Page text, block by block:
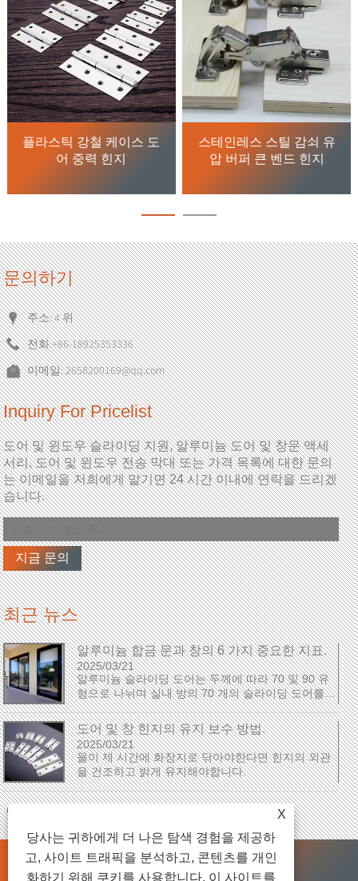
플라스틱 강철 케이스 도
어 중력 힌지
스테인레스 스틸 감쇠 유
압 버퍼 큰 벤드 힌지
문의하기
주소: 4 위
전화:+86-18925353336
이메일:2658200169@qq.com
Inquiry For Pricelist
도어 및 윈도우 슬라이딩 지원, 알루미늄 도어 및 창문 액세
서리, 도어 및 윈도우 전송 막대 또는 가격 목록에 대한 문의
는 이메일을 저희에게 맡기면 24 시간 이내에 연락을 드리겠
습니다.
최근 뉴스
알루미늄 합금 문과 창의 6 가지 중요한 지표.
2025/03/21
알루미늄 슬라이딩 도어는 두께에 따라 70 및 90 유
형으로 나뉘며 실내 방의 70 개의 슬라이딩 도어를
사용할 수 있습니다. 여기 숫자는 숫자를 나타냅니다
...
도어 및 창 힌지의 유지 보수 방법.
2025/03/21
물이 제 시간에 화장지로 닦아야한다면 힌지의 외관
을 건조하고 밝게 유지해야합니다.
연결 Sitemap RSS XML Privacy Policy
X
당사는 귀하에게 더 나은 탐색 경험을 제공하
고, 사이트 트래픽을 분석하고, 콘텐츠를 개인
화하기 위해 쿠키를 사용합니다. 이 사이트를